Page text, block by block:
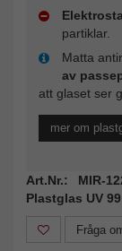
partiklar.
Matta
av
att glaset ser
mer om
Art.Nr.: MIR-
Plastglas UV
Fråga